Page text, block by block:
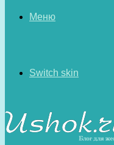
Меню
Switch skin